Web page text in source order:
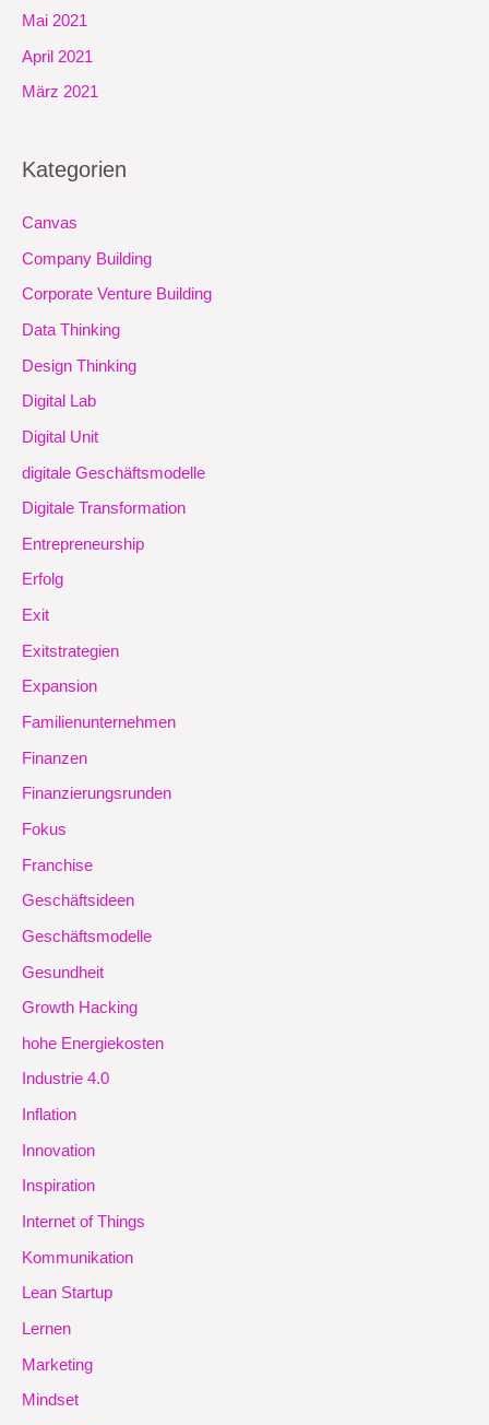
Mai 2021
April 2021
März 2021
Kategorien
Canvas
Company Building
Corporate Venture Building
Data Thinking
Design Thinking
Digital Lab
Digital Unit
digitale Geschäftsmodelle
Digitale Transformation
Entrepreneurship
Erfolg
Exit
Exitstrategien
Expansion
Familienunternehmen
Finanzen
Finanzierungsrunden
Fokus
Franchise
Geschäftsideen
Geschäftsmodelle
Gesundheit
Growth Hacking
hohe Energiekosten
Industrie 4.0
Inflation
Innovation
Inspiration
Internet of Things
Kommunikation
Lean Startup
Lernen
Marketing
Mindset